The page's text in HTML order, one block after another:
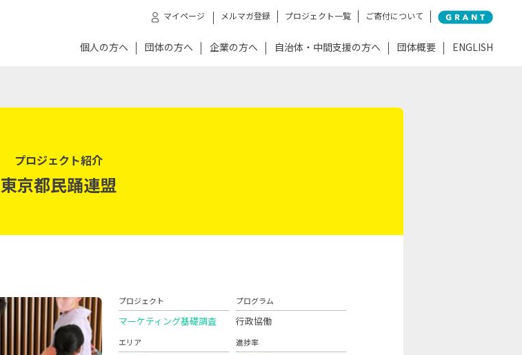
マイページ メルマガ登録 プロジェクト一覧 ご寄付について
個人の方へ 団体の方へ 企業の方へ 自治体・中間支援の方へ 団体概要 ENGLISH
プロジェクト紹介
東京都民踊連盟
プロジェクト
マーケティング基礎調査
プログラム
行政協働
エリア 進捗率